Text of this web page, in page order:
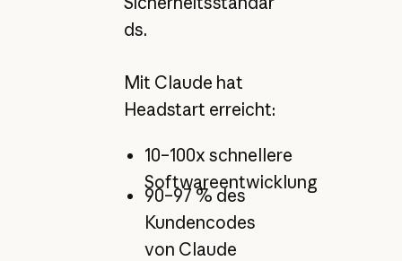
ds.
Mit Claude hat
Headstart erreicht:
10–100x schnellere
Softwareentwicklung
90–97 % des
Kundencodes
von Claude